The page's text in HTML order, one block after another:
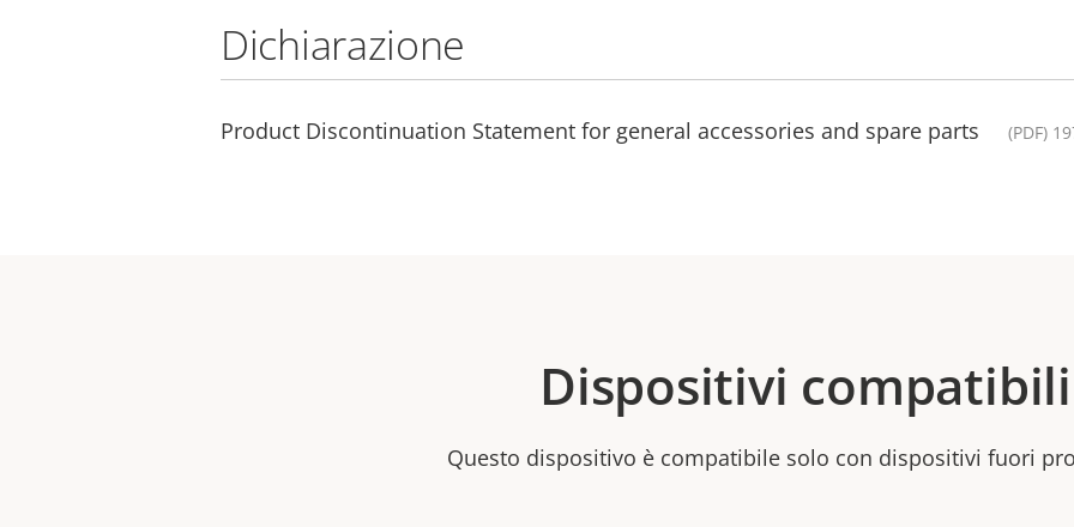
Dichiarazione
Product Discontinuation Statement for general accessories and spare parts (PDF)
Dispositivi compatibili
Questo dispositivo è compatibile solo con dispositivi fuori